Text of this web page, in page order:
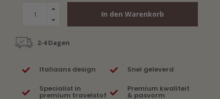
In den Warenkorb
2-4 Dagen
Italiaans design Snel geleverd
Specialist in
premium travelstof
Premium kwaliteit
& pasvorm